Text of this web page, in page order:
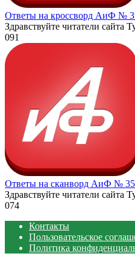
Ответы на кроссворд АиФ №
Здравствуйте читатели сайта
091
Ответы на сканворд АиФ № 35
Здравствуйте читатели сайта
074
Контакты
Пользовательское
Политика